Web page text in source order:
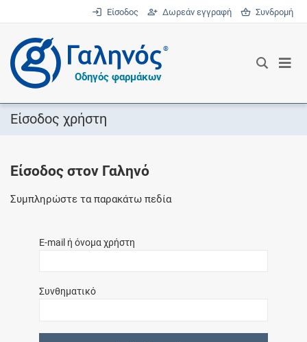
Είσοδος Δωρεάν εγγραφή Συνδρομή
®
Οδηγός φαρμάκων
Είσοδος χρήστη
Είσοδος στον Γαληνό
Συμπληρώστε τα παρακάτω πεδία
E-mail ή όνομα χρήστη
Συνθηματικό